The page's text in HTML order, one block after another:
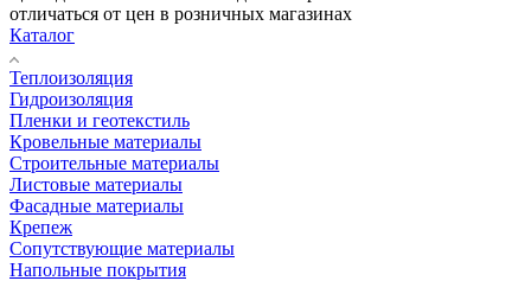
отличаться от цен в розничных магазинах
Каталог
Теплоизоляция
Гидроизоляция
Пленки и геотекстиль
Кровельные материалы
Строительные материалы
Листовые материалы
Фасадные материалы
Крепеж
Сопутствующие материалы
Напольные покрытия